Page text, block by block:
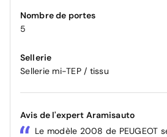
Nombre de portes
5
Sellerie
Sellerie mi-TEP / tissu
Avis de l'expert Aramisauto
Le modèle 2008 de PEUGEOT